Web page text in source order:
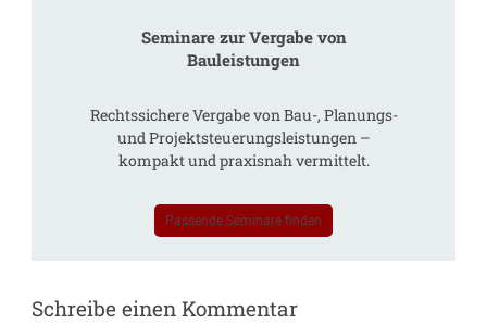
Seminare zur Vergabe von
Bauleistungen
Rechtssichere Vergabe von Bau-, Planungs-
und Projektsteuerungsleistungen –
kompakt und praxisnah vermittelt.
Passende Seminare finden
Schreibe einen Kommentar